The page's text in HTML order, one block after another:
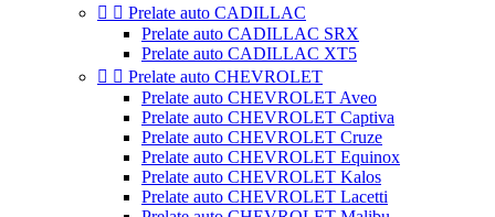
  Prelate auto CADILLAC
Prelate auto CADILLAC SRX
Prelate auto CADILLAC XT5
  Prelate auto CHEVROLET
Prelate auto CHEVROLET Aveo
Prelate auto CHEVROLET Captiva
Prelate auto CHEVROLET Cruze
Prelate auto CHEVROLET Equinox
Prelate auto CHEVROLET Kalos
Prelate auto CHEVROLET Lacetti